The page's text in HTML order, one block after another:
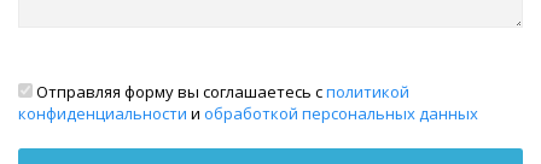
Отправляя форму вы соглашаетесь сполитикой
конфиденциальности и обработкой персональных данных